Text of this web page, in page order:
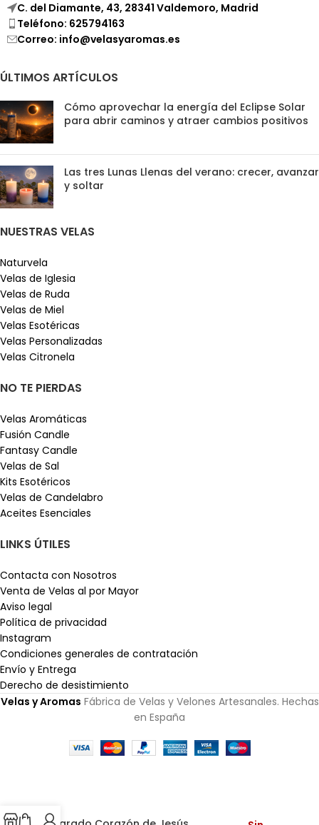
C. del Diamante, 43, 28341 Valdemoro, Madrid
Teléfono: 625794163
Correo: info@velasyaromas.es
ÚLTIMOS ARTÍCULOS
Cómo aprovechar la energía del Eclipse Solar
para abrir caminos y atraer cambios positivos
Las tres Lunas Llenas del verano: crecer, avanzar
y soltar
NUESTRAS VELAS
Naturvela
Velas de Iglesia
Velas de Ruda
Velas de Miel
Velas Esotéricas
Velas Personalizadas
Velas Citronela
NO TE PIERDAS
Velas Aromáticas
Fusión Candle
Fantasy Candle
Velas de Sal
Kits Esotéricos
Velas de Candelabro
Aceites Esenciales
LINKS ÚTILES
Contacta con Nosotros
Venta de Velas al por Mayor
Aviso legal
Política de privacidad
Instagram
Condiciones generales de contratación
Envío y Entrega
Derecho de desistimiento
Velas y Aromas Fábrica de Velas y Velones Artesanales. Hechas
en España